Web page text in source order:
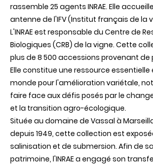
rassemble 25 agents INRAE. Elle
antenne de l'IFV (Institut français de la
L'INRAE est responsable du Centre de
Biologiques (CRB) de la vigne. Cette
plus de 8 500 accessions provenant de
Elle constitue une ressource essentielle
monde pour l'amélioration variétale,
faire face aux défis posés par le
et la transition agro-écologique.
Située au domaine de Vassal à
depuis 1949, cette collection est
salinisation et de submersion. Afin de
patrimoine, l'INRAE a engagé son